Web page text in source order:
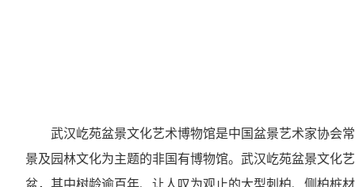
武汉屹苑盆景文化艺术博物馆是中国盆景艺术家协会
景及园林文化为主题的非国有博物馆。武汉屹苑盆景文化
盆，其中树龄逾百年、让人叹为观止的大型刺柏、侧柏桩